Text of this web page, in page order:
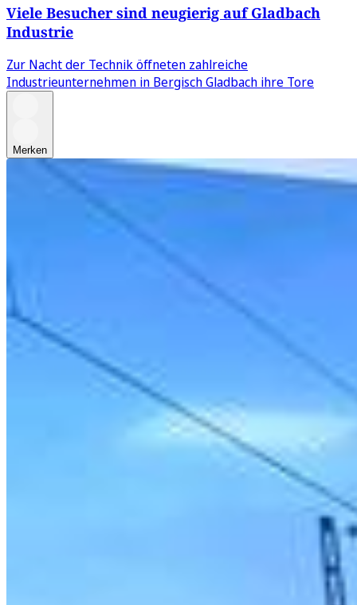
Viele Besucher sind neugierig auf Gladbach
Industrie
Zur Nacht der Technik öffneten zahlreiche
Industrieunternehmen in Bergisch Gladbach ihre Tore
Merken